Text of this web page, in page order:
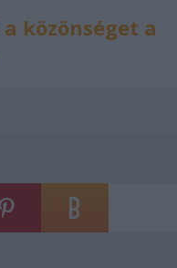
közönséget a